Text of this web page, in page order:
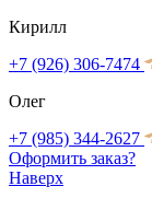
Кирилл
+7 (926) 306-7474
Олег
+7 (985) 344-2627
Оформить заказ?
Наверх